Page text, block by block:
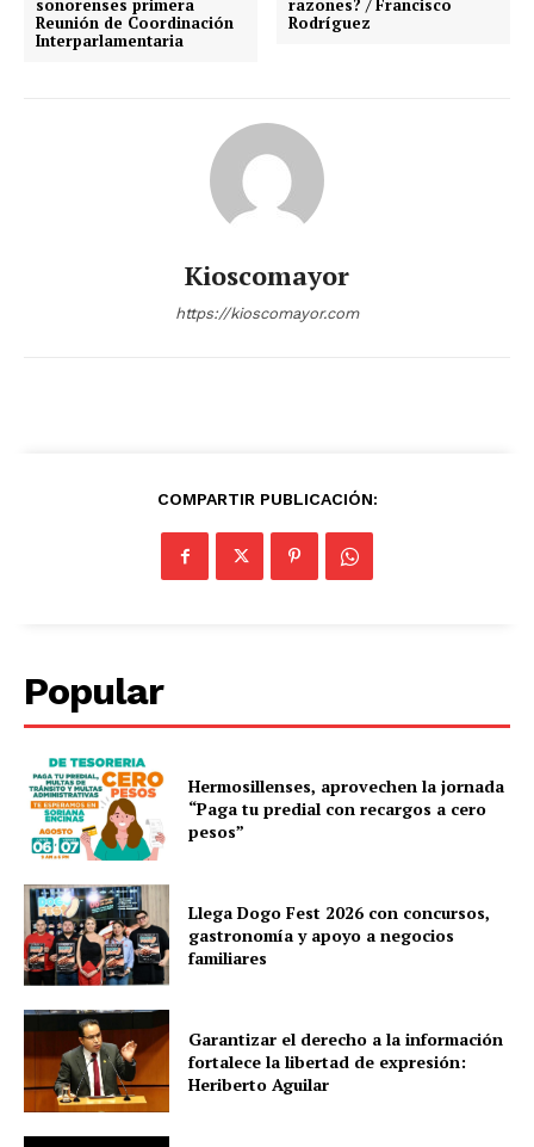
sonorenses primera
Reunión de Coordinación
Interparlamentaria
razones? / Francisco
Rodríguez
Kioscomayor
https://kioscomayor.com
COMPARTIR PUBLICACIÓN:
Popular
Hermosillenses, aprovechen la jornada
“Paga tu predial con recargos a cero
pesos”
Llega Dogo Fest 2026 con concursos,
gastronomía y apoyo a negocios
familiares
Garantizar el derecho a la información
fortalece la libertad de expresión:
Heriberto Aguilar